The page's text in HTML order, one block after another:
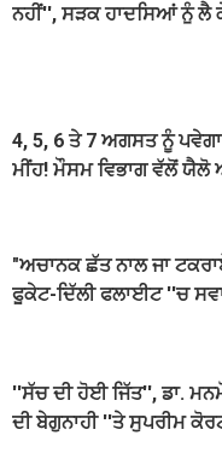
ਨਹੀਂ'', ਸੜਕ ਹਾਦਸਿਆਂ ਨੂੰ ਲੈ
4, 5, 6 ਤੇ 7 ਅਗਸਤ ਨੂੰ ਪਵੇਗਾ
ਮੀਂਹ! ਮੌਸਮ ਵਿਭਾਗ ਵੱਲੋਂ ਯੈਲੋ
"ਅਚਾਨਕ ਛੱਤ ਨਾਲ ਜਾ
ਫੂਕੇਟ-ਦਿੱਲੀ ਫਲਾਈਟ ''ਚ
''ਸੱਚ ਦੀ ਹੋਈ ਜਿੱਤ'', ਡਾ.
ਦੀ ਬੇਗੁਨਾਹੀ ''ਤੇ ਸੁਪਰੀਮ